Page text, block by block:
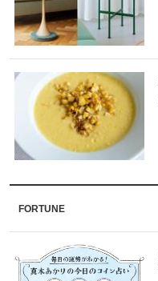
FORTUNE